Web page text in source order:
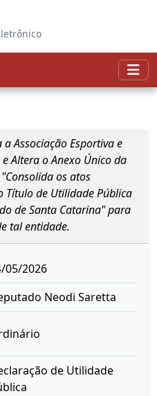
Associação Esportiva e
Altera o Anexo Único da
os atos
Título de Utilidade Pública
de Santa Catarina" para
tal entidade.
05/2026
Neodi Saretta
de Utilidade